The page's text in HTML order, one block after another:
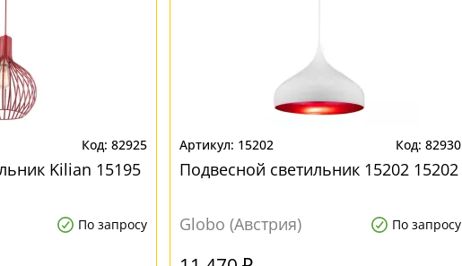
82925
Kilian 15195
По запросу
15202 82930
Подвесной светильник 15202 15202
Globo (Австрия) По запросу